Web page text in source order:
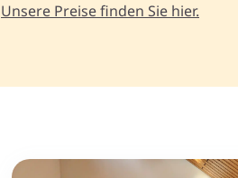
Unsere Preise finden Sie hier.